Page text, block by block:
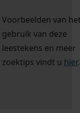
Voorbeelden van
gebruik van deze
leestekens en meer
zoektips vindt u hier.